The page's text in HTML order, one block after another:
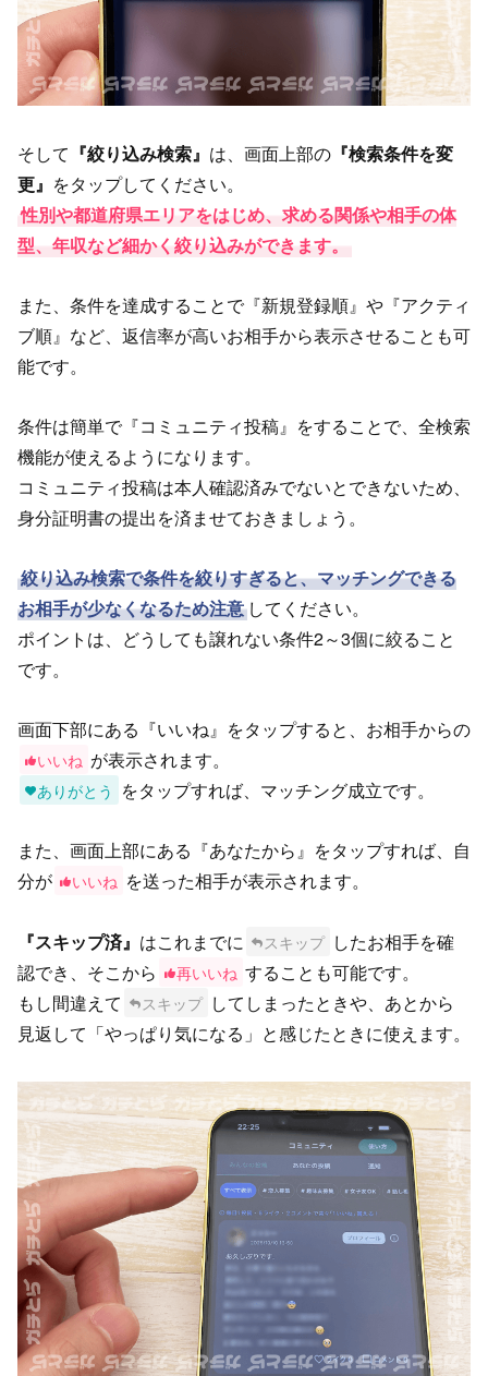
そして 『絞り込み検索』 は、画面上部の 『検索条件を変
更』 をタップしてください。
性別や都道府県エリアをはじめ、求める関係や相手の体
型、年収など細かく絞り込みができます。
また、条件を達成することで『新規登録順』や『アクティ
ブ順』など、返信率が高いお相手から表示させることも可
能です。
条件は簡単で『コミュニティ投稿』をすることで、全検索
機能が使えるようになります。
コミュニティ投稿は本人確認済みでないとできないため、
身分証明書の提出を済ませておきましょう。
絞り込み検索で条件を絞りすぎると、マッチングできる
お相手が少なくなるため注意 してください。
ポイントは、どうしても譲れない条件2～3個に絞ること
です。
画面下部にある『いいね』をタップすると、お相手からの
いいね が表示されます。
ありがとう をタップすれば、マッチング成立です。
また、画面上部にある『あなたから』をタップすれば、自
分が
いいね を送った相手が表示されます。
『スキップ済』 はこれまでに スキップ したお相手を確
認でき、そこから
再いいね することも可能です。
もし間違えて
スキップ してしまったときや、あとから
見返して「やっぱり気になる」と感じたときに使えます。